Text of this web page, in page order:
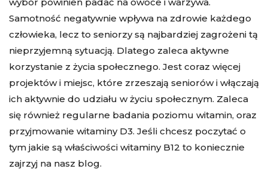
Samotność negatywnie wpływa na zdrowie każdego
człowieka, lecz to seniorzy są najbardziej zagrożeni tą
nieprzyjemną sytuacją. Dlatego zaleca aktywne
korzystanie z życia społecznego. Jest coraz więcej
projektów i miejsc, które zrzeszają seniorów i włączają
ich aktywnie do udziału w życiu społecznym. Zaleca
się również regularne badania poziomu witamin, oraz
przyjmowanie witaminy D3. Jeśli chcesz poczytać o
tym jakie są właściwości witaminy B12 to koniecznie
zajrzyj na nasz blog.